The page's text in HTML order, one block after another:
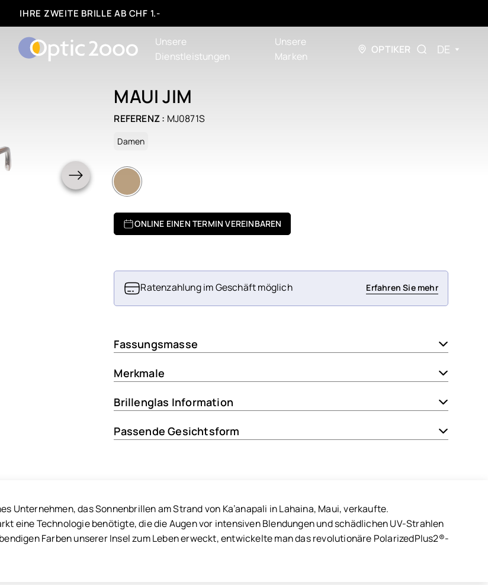
IHRE ZWEITE BRILLE AB CHF 1.-
Unsere
Dienstleistungen
Unsere
Marken
OPTIKER DE
MAUI JIM
REFERENZ : MJ0871S
Damen
ONLINE EINEN TERMIN VEREINBAREN
Ratenzahlung im Geschäft möglich Erfahren Sie mehr
Fassungsmasse
Merkmale
Brillenglas Information
Passende Gesichtsform
Unternehmen, das Sonnenbrillen am Strand von Ka’anapali in Lahaina, Maui, verkaufte.
eine Technologie benötigte, die die Augen vor intensiven Blendungen und schädlichen UV-Strahlen
Farben unserer Insel zum Leben erweckt, entwickelte man das revolutionäre PolarizedPlus2®-